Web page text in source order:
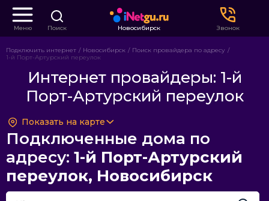
Меню Поиск Новосибирск Звонок
Подключить интернет Новосибирск
Поиск провайдера по адресу
1-й Порт-Артурский переулок
Интернет провайдеры: 1-й
Порт-Артурский переулок
Показать на карте
Подключенные дома по
адресу: 1-й Порт-Артурский
переулок, Новосибирск